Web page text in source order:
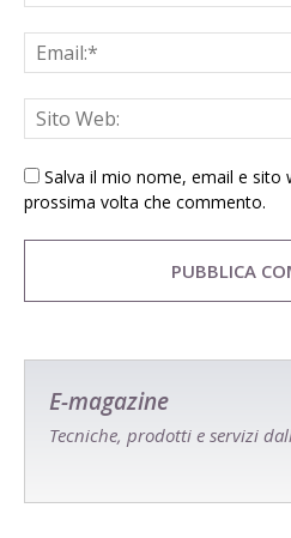
Salva il mio nome, email e sito
prossima volta che commento.
E-magazine
Tecniche, prodotti e servizi